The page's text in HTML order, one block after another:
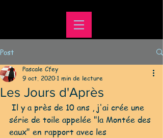
Post
Les Jours d'Après
Pascale Cfey
9 oct. 2020 1 min de lecture
série de toile appelée "la Montée des
eaux" en rapport avec les